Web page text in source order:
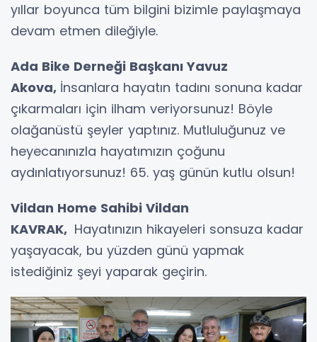
yıllar boyunca tüm bilgini bizimle paylaşmaya
devam etmen dileğiyle.
Ada Bike Derneği Başkanı Yavuz
Akova, İnsanlara hayatın tadını sonuna kadar
çıkarmaları için ilham veriyorsunuz! Böyle
olağanüstü şeyler yaptınız. Mutluluğunuz ve
heyecanınızla hayatımızın çoğunu
aydınlatıyorsunuz! 65. yaş günün kutlu olsun!
Vildan Home Sahibi Vildan
KAVRAK, Hayatınızın hikayeleri sonsuza kadar
yaşayacak, bu yüzden günü yapmak
istediğiniz şeyi yaparak geçirin.